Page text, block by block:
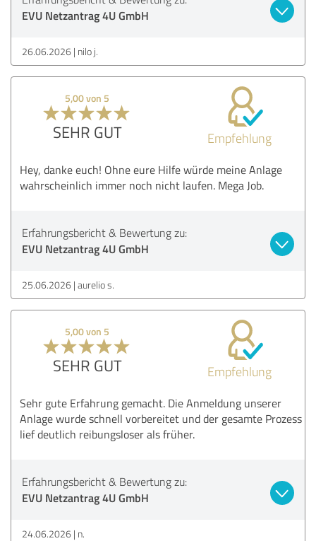
EVU Netzantrag 4U GmbH
26.06.2026 nilo j.
5,00 von 5
SEHR GUT Empfehlung
Hey, danke euch! Ohne eure Hilfe würde meine Anlage
wahrscheinlich immer noch nicht laufen. Mega Job.
Erfahrungsbericht & Bewertung zu:
EVU Netzantrag 4U GmbH
25.06.2026 aurelio s.
5,00 von 5
SEHR GUT Empfehlung
Sehr gute Erfahrung gemacht. Die Anmeldung unserer
Anlage wurde schnell vorbereitet und der gesamte Prozess
lief deutlich reibungsloser als früher.
Erfahrungsbericht & Bewertung zu:
EVU Netzantrag 4U GmbH
24.06.2026 n.